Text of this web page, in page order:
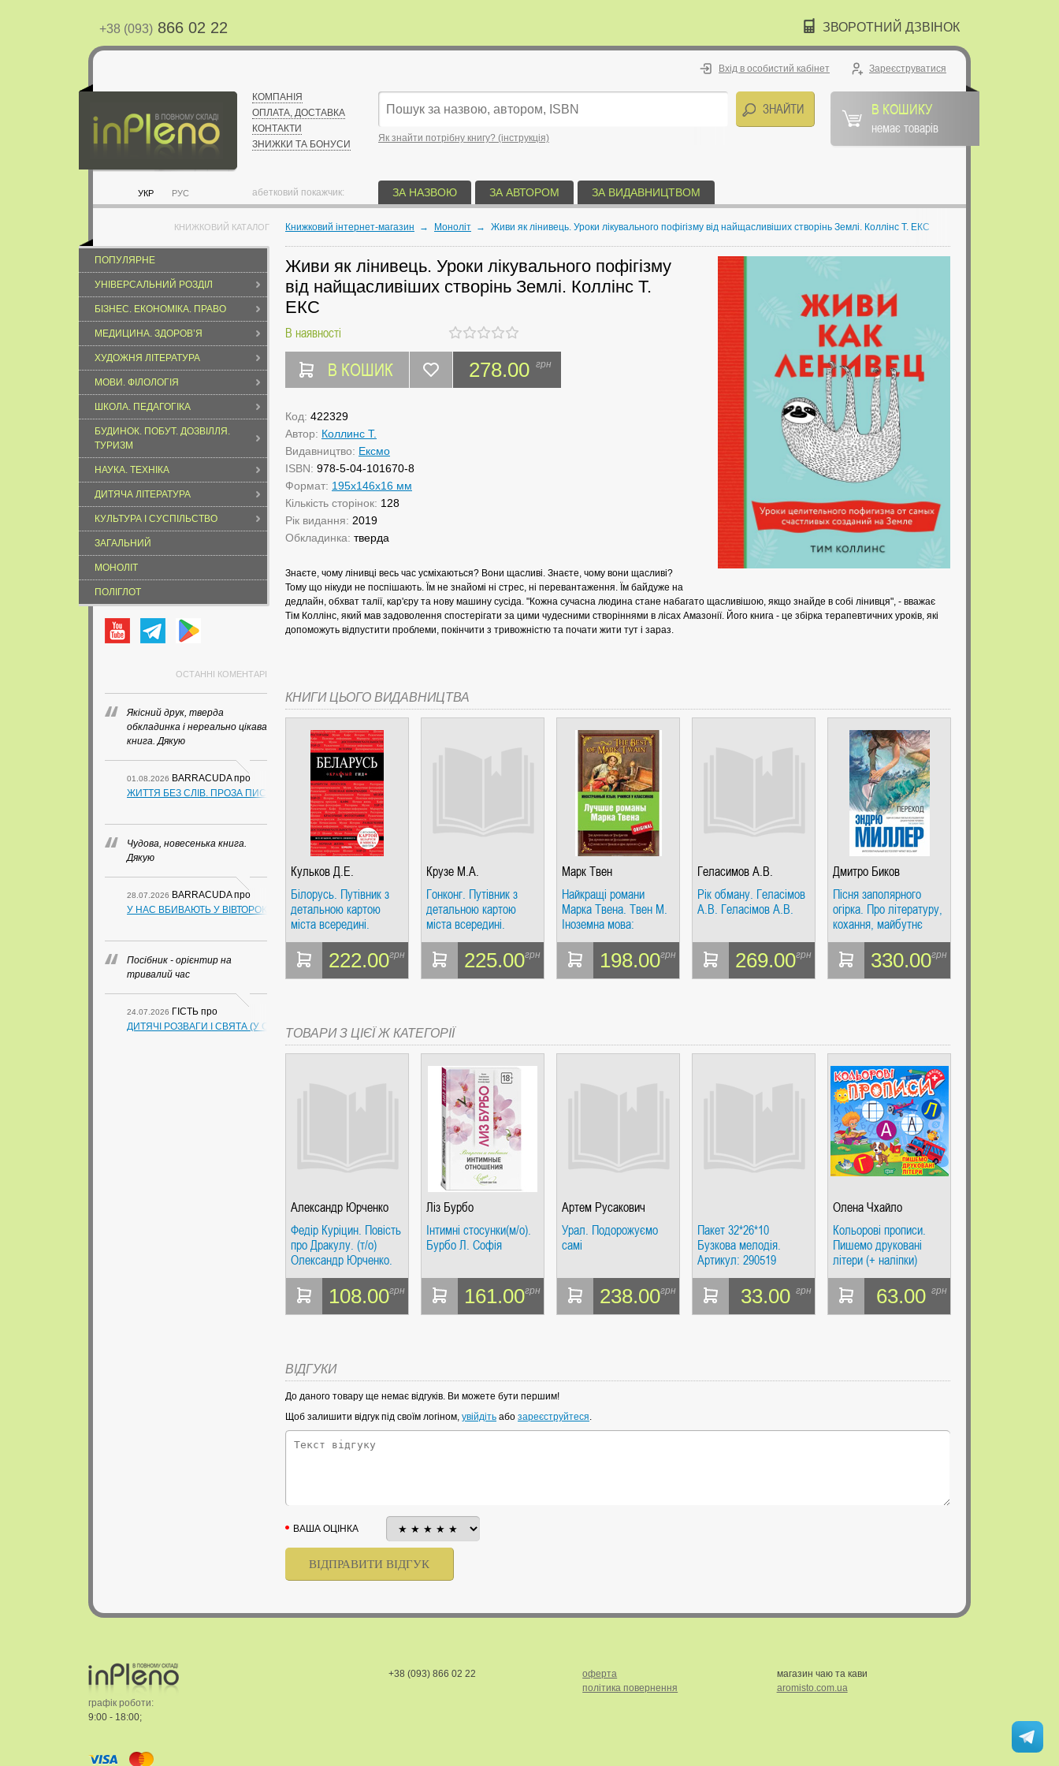
+38 (093) 866 02 22 ЗВОРОТНИЙ ДЗВІНОК
УКР РУС
КОМПАНІЯ
ОПЛАТА, ДОСТАВКА
КОНТАКТИ
ЗНИЖКИ ТА БОНУСИ
Вхід в особистий кабінет Зареєструватися
Як знайти потрібну книгу? (інструкція)
В КОШИКУ
немає товарів
абетковий покажчик: ЗА НАЗВОЮ ЗА АВТОРОМ ЗА ВИДАВНИЦТВОМ
КНИЖКОВИЙ КАТАЛОГ
ПОПУЛЯРНЕ
УНІВЕРСАЛЬНИЙ РОЗДІЛ
БІЗНЕС. ЕКОНОМІКА. ПРАВО
МЕДИЦИНА. ЗДОРОВ’Я
ХУДОЖНЯ ЛІТЕРАТУРА
МОВИ. ФІЛОЛОГІЯ
ШКОЛА. ПЕДАГОГІКА
БУДИНОК. ПОБУТ. ДОЗВІЛЛЯ.
ТУРИЗМ
НАУКА. ТЕХНІКА
ДИТЯЧА ЛІТЕРАТУРА
КУЛЬТУРА І СУСПІЛЬСТВО
ЗАГАЛЬНИЙ
МОНОЛІТ
ПОЛІГЛОТ
ОСТАННІ КОМЕНТАРІ
Якісний друк, тверда
обкладинка і нереально цікава
книга. Дякую
01.08.2026 BARRACUDAпро
ЖИТТЯ БЕЗ СЛІВ. ПРОЗА ПИСЬМЕННИКІВ ІЗ ГУАНСІ. ГІПЕРІОН
Чудова, новесенька книга.
Дякую
28.07.2026 BARRACUDAпро
У НАС ВБИВАЮТЬ У ВІВТОРОК. СЛАПОВСЬКИЙ О.І. ЧАС
Посібник - орієнтир на
тривалий час
24.07.2026 ГІСТЬ про
ДИТЯЧІ РОЗВАГИ І СВЯТА (У СХЕМАХ, ТАБЛИЦЯХ, ВИЗНАЧЕННЯХ, СЦЕНАРІЯХ). АНТОНІНА ШЕВЧУК. МАНДРІВЕЦЬ
Книжковий інтернет-магазин → Моноліт → Живи як лінивець. Уроки лікувального пофігізму від найщасливіших створінь Землі. Коллінс Т. ЕКС
Живи як лінивець. Уроки лікувального пофігізму
від найщасливіших створінь Землі. Коллінс Т.
ЕКС
В наявності
В КОШИК 278.00 грн
Код: 422329
Автор: Коллинс Т.
Видавництво: Ексмо
ISBN: 978-5-04-101670-8
Формат: 195x146x16 мм
Кількість сторінок: 128
Рік видання: 2019
Обкладинка: тверда
Знаєте, чому лінивці весь час усміхаються? Вони щасливі. Знаєте, чому вони щасливі?
Тому що нікуди не поспішають. Їм не знайомі ні стрес, ні перевантаження. Їм байдуже на
дедлайн, обхват талії, кар'єру та нову машину сусіда. "Кожна сучасна людина стане набагато щасливішою, якщо знайде в собі лінивця", - вважає
Тім Коллінс, який мав задоволення спостерігати за цими чудесними створіннями в лісах Амазонії. Його книга - це збірка терапевтичних уроків, які
допоможуть відпустити проблеми, покінчити з тривожністю та почати жити тут і зараз.
КНИГИ ЦЬОГО ВИДАВНИЦТВА
Кульков Д.Е.
Білорусь. Путівник з
детальною картою
міста всередині.
Червоний гід
222.00грн
Крузе М.А.
Гонконг. Путівник з
детальною картою
міста всередині.
Червоний гід
225.00грн
Марк Твен
Найкращі романи
Марка Твена. Твен М.
Іноземна мова:
вчимося у класиків.
198.00грн
Геласимов А.В.
Рік обману. Геласімов
А.В. Геласімов А.В.
269.00грн
Дмитро Биков
Пісня заполярного
огірка. Про літературу,
кохання, майбутнє
330.00грн
ТОВАРИ З ЦІЄЇ Ж КАТЕГОРІЇ
Александр Юрченко
Федір Куріцин. Повість
про Дракулу. (т/о)
Олександр Юрченко.
Оптимум
108.00грн
Ліз Бурбо
Інтимні стосунки(м/о).
Бурбо Л. Софія
161.00грн
Артем Русакович
Урал. Подорожуємо
самі
238.00грн
Пакет 32*26*10
Бузкова мелодія.
Артикул: 290519
33.00 грн
Олена Чхайло
Кольорові прописи.
Пишемо друковані
літери (+ наліпки)
63.00 грн
ВІДГУКИ
До даного товару ще немає відгуків. Ви можете бути першим!
Щоб залишити відгук під своїм логіном, увійдіть або зареєструйтеся.
ВАША ОЦІНКА
графік роботи:
9:00 - 18:00;
+38 (093) 866 02 22
оферта
політика повернення
магазин чаю та кави
aromisto.com.ua